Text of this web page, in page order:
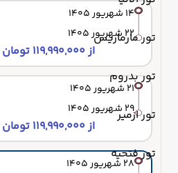
تور مارماریس
تور بدروم
تور ازمیر
تور فتحیه
14 شهریور 1405
22 شهریور 1405
از 119,990,000 تومان + 415 دلار
21 شهریور 1405
29 شهریور 1405
از 119,990,000 تومان + 415 دلار
28 شهریور 1405